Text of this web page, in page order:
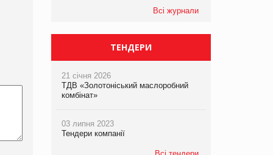
Всі журнали
ТЕНДЕРИ
21 січня 2026
ТДВ «Золотоніський маслоробний
комбінат»
03 липня 2023
Тендери компанії